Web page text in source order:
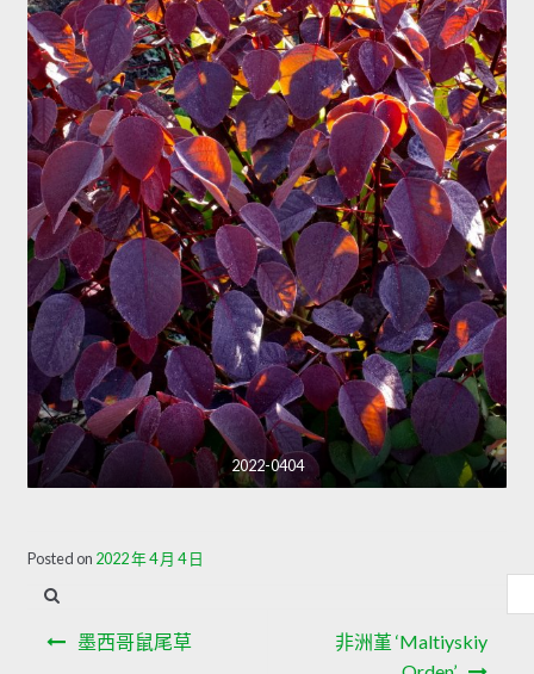
2022-0404
Posted on 2022 年 4 月 4 日
文
墨西哥鼠尾草
非洲堇 ‘Maltiyskiy
容